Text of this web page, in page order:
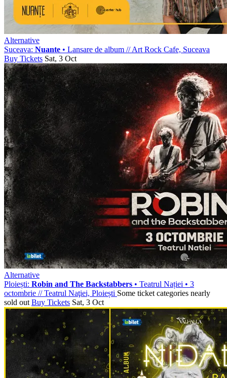
Alternative
Suceava: Nuante • Lansare de album //Art Rock Cafe, Suceava
Buy Tickets Sat, 3 Oct
Alternative
Ploiești: Robin and The Backstabbers • Teatrul Nației • 3
octombrie //Teatrul Naţiei, Ploiești Some ticket categories nearly
sold out Buy Tickets Sat, 3 Oct